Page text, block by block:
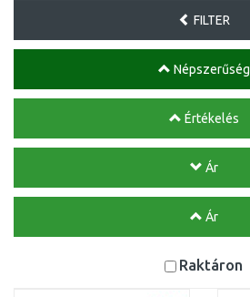
FILTER
Népszerűség
Értékelés
Ár
Ár
Raktáron